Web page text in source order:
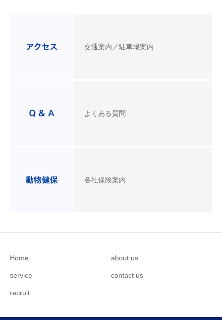
交通案内／駐車場案内
よくある質問
各社保険案内
Home about us
service contact us
recruit